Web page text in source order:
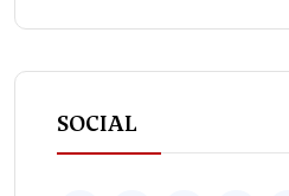
SOCIAL